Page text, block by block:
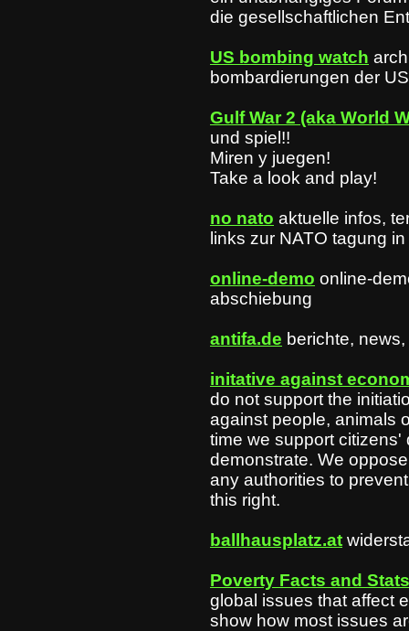
die gesellschaftlichen
US bombing watch
bombardierungen der
Gulf War 2 (aka World
und spiel!!
Miren y juegen!
Take a look and play!
no nato aktuelle infos,
links zur NATO tagung
online-demo online-
abschiebung
antifa.de berichte,
initative against
do not support the
against people, animals
time we support citizens'
demonstrate. We
any authorities to
this right.
ballhausplatz.at
Poverty Facts and Stats
global issues that affect
show how most issues